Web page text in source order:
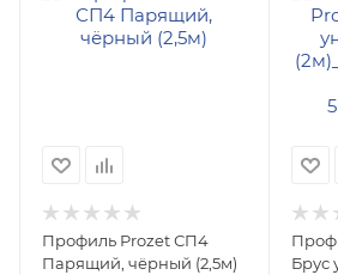
Профиль Prozet СП4
Парящий, чёрный (2,5м)
Брус